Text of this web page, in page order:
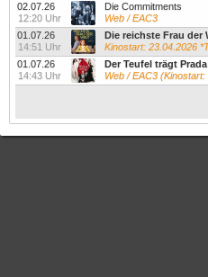
02.07.26
12:20 Uhr
Die Commitments
Web / EAC3
01.07.26
14:51 Uhr
Die reichste Frau der
Kinostart: 23.04.2026
01.07.26
14:43 Uhr
Der Teufel trägt
Web / EAC3 (Kinostart: